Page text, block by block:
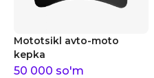
Mototsikl avto-moto
kepka
50 000 so'm